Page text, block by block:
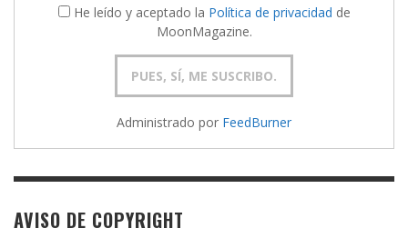
He leído y aceptado la Política de privacidad de
MoonMagazine.
Administrado por FeedBurner
AVISO DE COPYRIGHT